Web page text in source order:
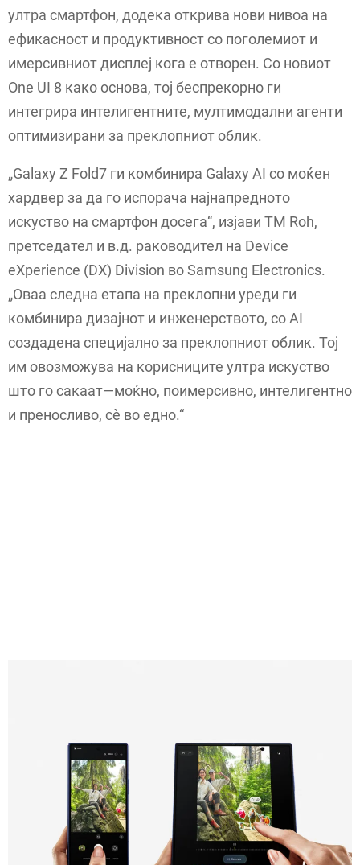
ултра смартфон, додека открива нови нивоа на
ефикасност и продуктивност со поголемиот и
имерсивниот дисплеј кога е отворен. Со новиот
One UI 8 како основа, тој беспрекорно ги
интегрира интелигентните, мултимодални агенти
оптимизирани за преклопниот облик.
„Galaxy Z Fold7 ги комбинира Galaxy AI со моќен
хардвер за да го испорача најнапредното
искуство на смартфон досега“, изјави TM Roh,
претседател и в.д. раководител на Device
eXperience (DX) Division во Samsung Electronics.
„Оваа следна етапа на преклопни уреди ги
комбинира дизајнот и инженерството, со AI
создадена специјално за преклопниот облик. Тој
им овозможува на корисниците ултра искуство
што го сакаат—моќно, поимерсивно, интелигентно
и преносливо, сè во едно.“